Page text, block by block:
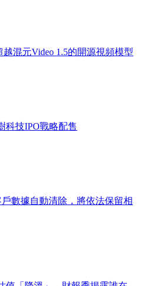
混元Video 1.5的開源視頻模型
科技IPO戰略配售
數據自動清除，將依法保留相